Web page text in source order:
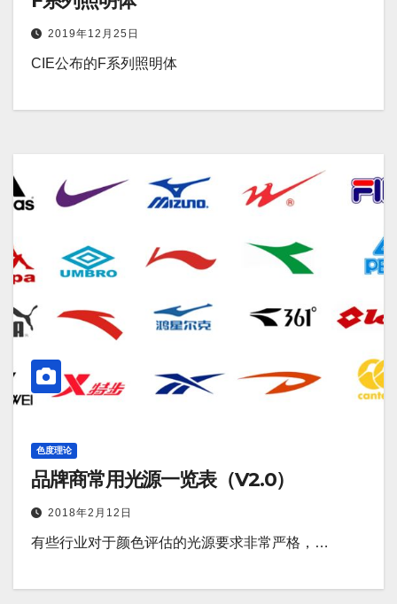
2019年12月25日
CIE公布的F系列照明体
色度理论
品牌商常用光源一览表（V2.0）
2018年2月12日
有些行业对于颜色评估的光源要求非常严格，…